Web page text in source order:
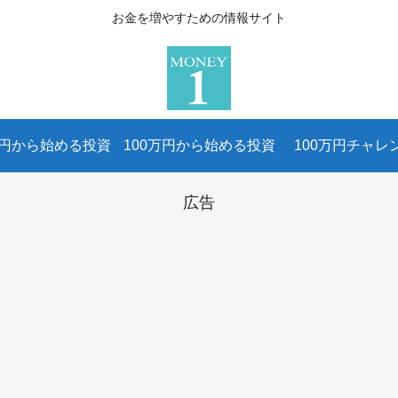
お金を増やすための情報サイト
から始める投資 100万円から始める投資 100万円チャレ
広告